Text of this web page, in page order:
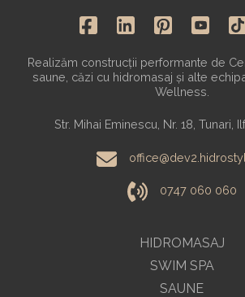
HIDROMASAJ
SWIM SPA
SAUNE
Realizăm construcții performante de
saune, căzi cu hidromasaj și alte
Wellness.
Str. Mihai Eminescu, Nr. 18, Tunari,
0747 060 060